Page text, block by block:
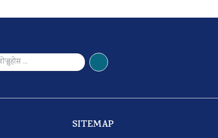
SITEMAP